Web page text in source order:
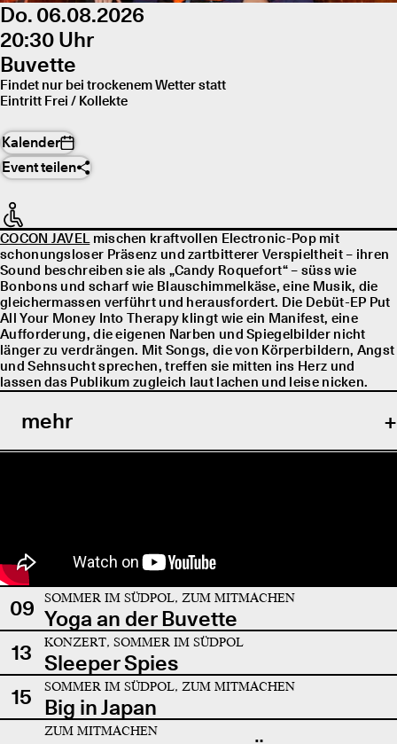
Do. 06.08.2026
20:30 Uhr
Buvette
Findet nur bei trockenem Wetter statt
Eintritt Frei / Kollekte
Kalender
Event teilen
COCON JAVELmischen kraftvollen Electronic-Pop mit
schonungsloser Präsenz und zartbitterer Verspieltheit – ihren
Sound beschreiben sie als „Candy Roquefort“ – süss wie
Bonbons und scharf wie Blauschimmelkäse, eine Musik, die
gleichermassen verführt und herausfordert. Die Debüt-EP Put
All Your Money Into Therapy klingt wie ein Manifest, eine
Aufforderung, die eigenen Narben und Spiegelbilder nicht
länger zu verdrängen. Mit Songs, die von Körperbildern, Angst
und Sehnsucht sprechen, treffen sie mitten ins Herz und
lassen das Publikum zugleich laut lachen und leise nicken.
mehr
09 SOMMER IM SÜDPOL, ZUM MITMACHEN
Yoga an der Buvette
13
KONZERT, SOMMER IM SÜDPOL
Sleeper Spies
15
SOMMER IM SÜDPOL, ZUM MITMACHEN
Big in Japan
ZUM MITMACHEN